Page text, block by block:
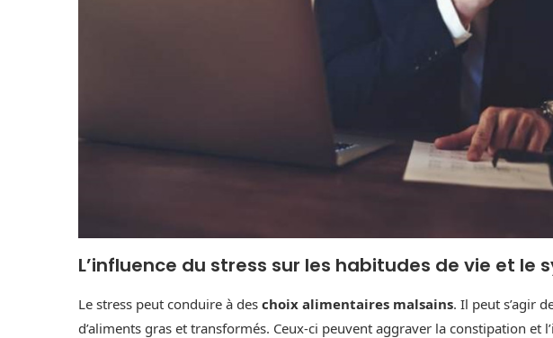
L’influence du stress sur les habitudes de vie et le
Le stress peut conduire à des choix alimentaires malsains. Il peut s’agir
d’aliments gras et transformés. Ceux-ci peuvent aggraver la constipation et